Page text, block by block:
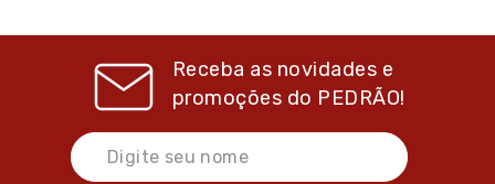
Receba as novidades e
promoções do PEDRÃO!